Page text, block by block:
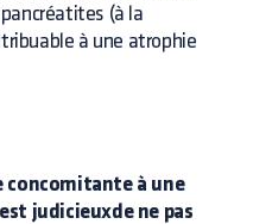
(à la
à une atrophie
concomitante à une
judicieuxde ne pas